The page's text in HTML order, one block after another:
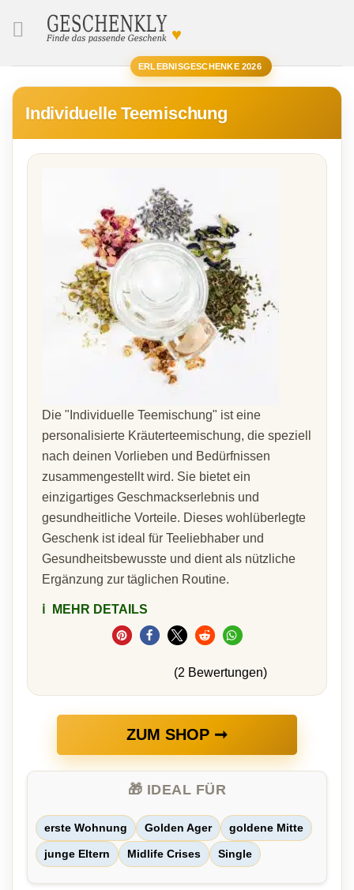
ERLEBNISGESCHENKE 2026
♥
Individuelle Teemischung
Die "Individuelle Teemischung" ist eine
personalisierte Kräuterteemischung, die speziell
nach deinen Vorlieben und Bedürfnissen
zusammengestellt wird. Sie bietet ein
einzigartiges Geschmackserlebnis und
gesundheitliche Vorteile. Dieses wohlüberlegte
Geschenk ist ideal für Teeliebhaber und
Gesundheitsbewusste und dient als nützliche
Ergänzung zur täglichen Routine.
ℹ️ MEHR DETAILS
(2 Bewertungen)
ZUM SHOP ➞
🎁 IDEAL FÜR
erste Wohnung Golden Ager goldene Mitte
junge Eltern Midlife Crises Single